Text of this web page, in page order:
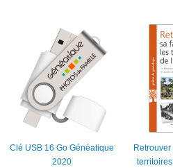
Clé USB 16 Go Généatique
2020